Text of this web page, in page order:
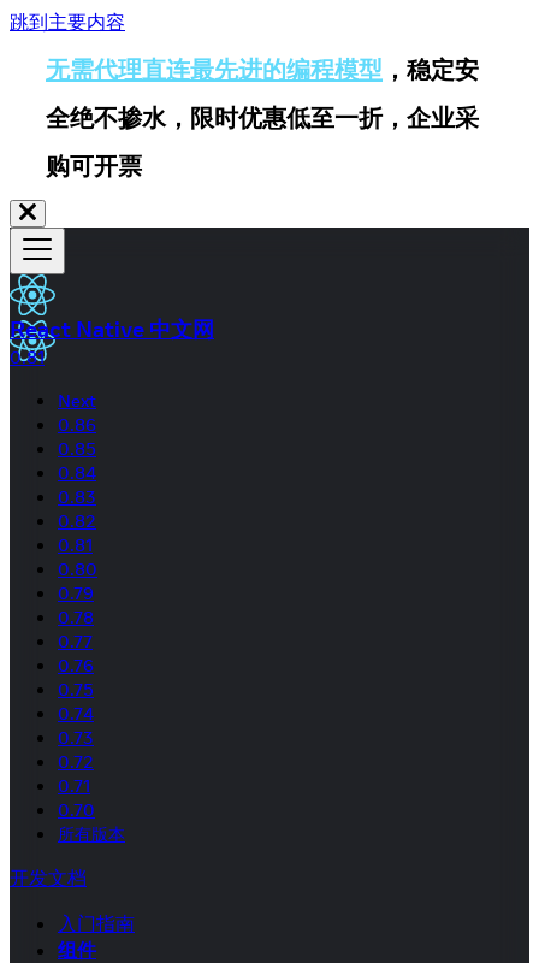
跳到主要内容
无需代理直连最先进的编程模型 ，稳定安
全绝不掺水，限时优惠低至一折，企业采
购可开票
React Native 中文网
0.81
Next
0.86
0.85
0.84
0.83
0.82
0.81
0.80
0.79
0.78
0.77
0.76
0.75
0.74
0.73
0.72
0.71
0.70
所有版本
开发文档
入门指南
组件